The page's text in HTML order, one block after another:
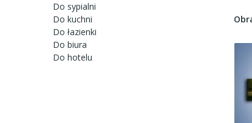
Do sypialni
Do kuchni
Do łazienki
Do biura
Do hotelu